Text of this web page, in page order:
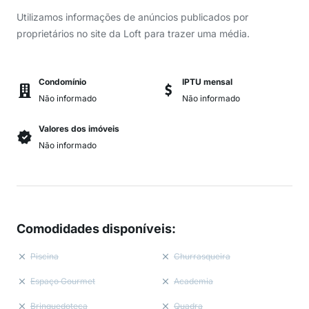
Utilizamos informações de anúncios publicados por
proprietários no site da Loft para trazer uma média.
Condomínio
Não informado
IPTU mensal
Não informado
Valores dos imóveis
Não informado
Comodidades disponíveis:
Piscina Churrasqueira
Espaço Gourmet Academia
Brinquedoteca Quadra